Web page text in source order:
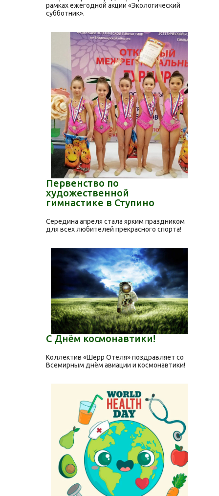
рамках ежегодной акции «Экологический
субботник».
Первенство по
художественной
гимнастике в Ступино
Середина апреля стала ярким праздником
для всех любителей прекрасного спорта!
С Днём космонавтики!
Коллектив «Шерр Отеля» поздравляет со
Всемирным днём авиации и космонавтики!